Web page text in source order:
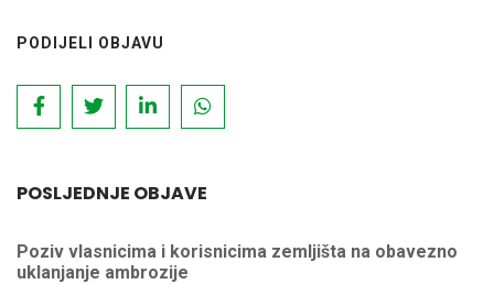
PODIJELI OBJAVU
POSLJEDNJE OBJAVE
Poziv vlasnicima i korisnicima zemljišta na obavezno
uklanjanje ambrozije